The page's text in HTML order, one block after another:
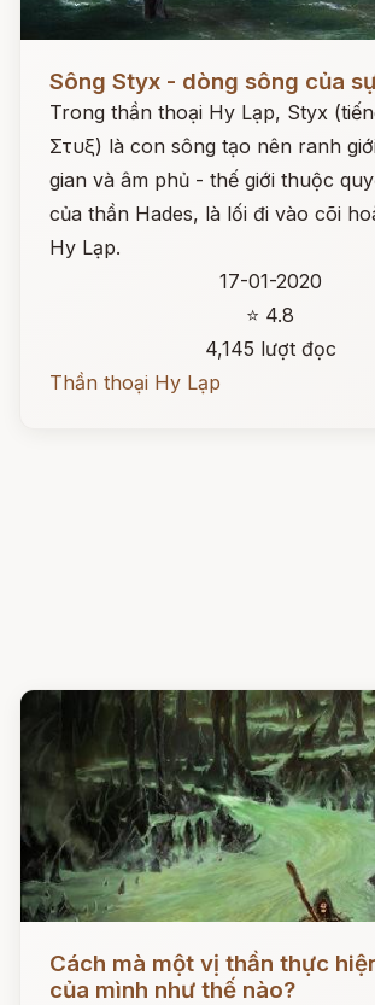
Sông Styx - dòng sông của
Trong thần thoại Hy Lạp, Styx
Στυξ) là con sông tạo nên ranh
gian và âm phủ - thế giới thuộc
của thần Hades, là lối đi vào cõi
Hy Lạp.
17-01-2020
⭐ 4.8
4,145 lượt đọc
Thần thoại Hy Lạp
Cách mà một vị thần thực
của mình như thế nào?